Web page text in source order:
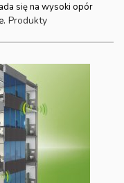
się na wysoki opór
Produkty